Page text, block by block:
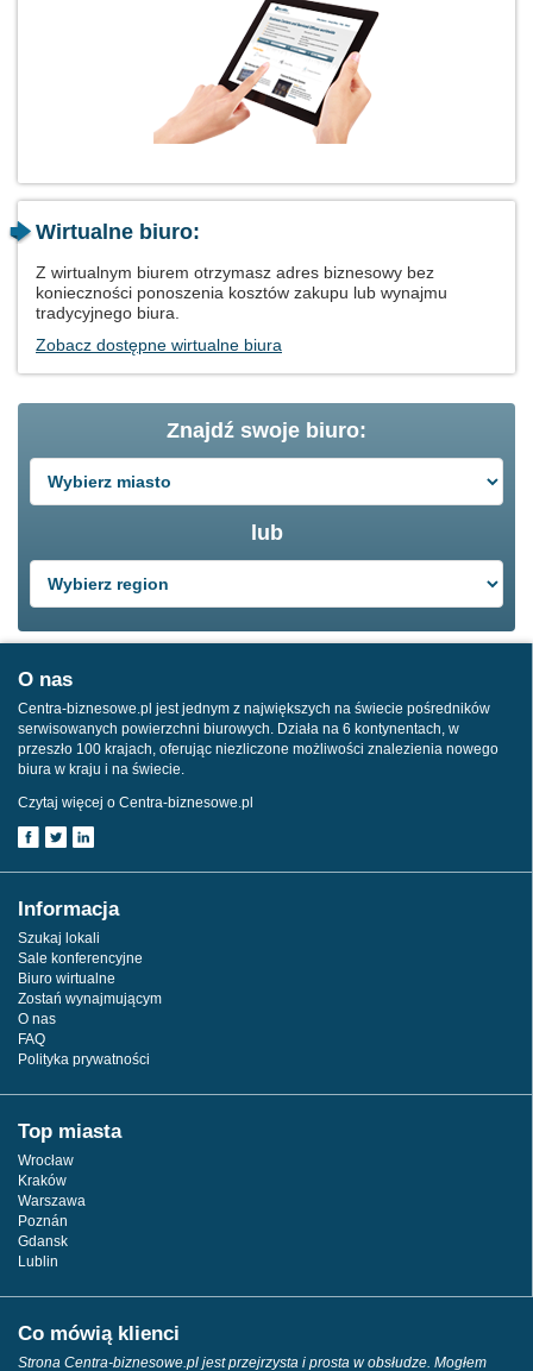
Wirtualne biuro:
Z wirtualnym biurem otrzymasz adres biznesowy bez
konieczności ponoszenia kosztów zakupu lub wynajmu
tradycyjnego biura.
Zobacz dostępne wirtualne biura
Znajdź swoje biuro:
lub
O nas
Centra-biznesowe.pl jest jednym z największych na świecie pośredników
serwisowanych powierzchni biurowych. Działa na 6 kontynentach, w
przeszło 100 krajach, oferując niezliczone możliwości znalezienia nowego
biura w kraju i na świecie.
Czytaj więcej o Centra-biznesowe.pl
Informacja
Szukaj lokali
Sale konferencyjne
Biuro wirtualne
Zostań wynajmującym
O nas
FAQ
Polityka prywatności
Top miasta
Wrocław
Kraków
Warszawa
Poznán
Gdansk
Lublin
Co mówią klienci
Strona Centra-biznesowe.pl jest przejrzysta i prosta w obsłudze. Mogłem